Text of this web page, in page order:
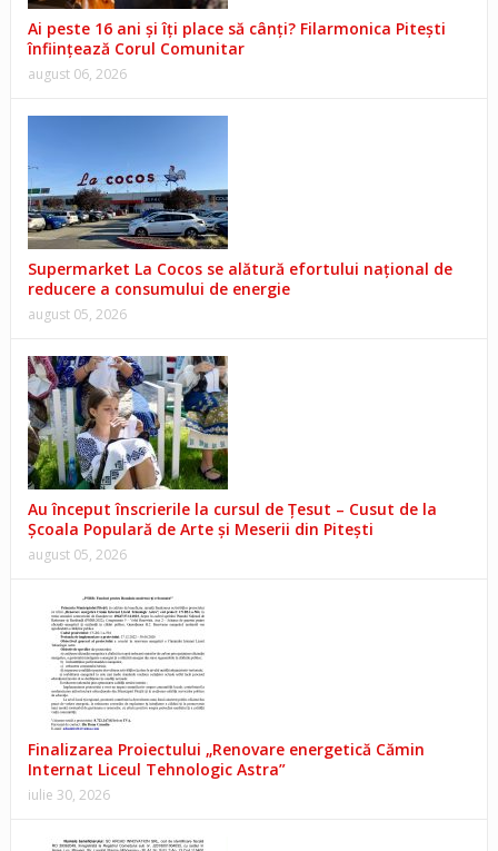
Ai peste 16 ani și îți place să cânți? Filarmonica Pitești
înființează Corul Comunitar
august 06, 2026
Supermarket La Cocos se alătură efortului național de
reducere a consumului de energie
august 05, 2026
Au început înscrierile la cursul de Țesut – Cusut de la
Școala Populară de Arte și Meserii din Pitești
august 05, 2026
Finalizarea Proiectului „Renovare energetică Cămin
Internat Liceul Tehnologic Astra”
iulie 30, 2026